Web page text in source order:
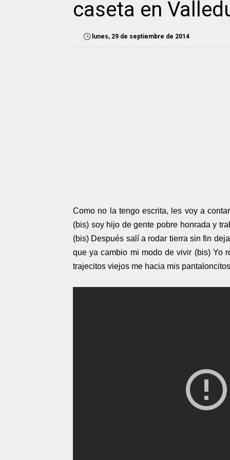
caseta en
lunes, 29 de septiembre de 2014
Como no la tengo escrita, les voy a
(bis) soy hijo de gente pobre honrada y
(bis) Después salí a rodar tierra sin fin
que ya cambio mi modo de vivir (bis) Yo
trajecitos viejos me hacia mis